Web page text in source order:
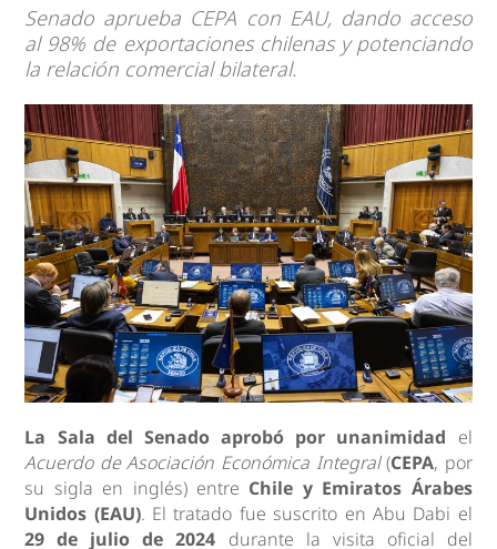
Senado aprueba CEPA con EAU, dando acceso
al 98% de exportaciones chilenas y potenciando
la relación comercial bilateral.
La Sala del Senado aprobó por unanimidad el
Acuerdo de Asociación Económica Integral(CEPA, por
su sigla en inglés) entre Chile y Emiratos Árabes
Unidos (EAU). El tratado fue suscrito en Abu Dabi el
29 de julio de 2024 durante la visita oficial del